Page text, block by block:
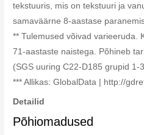
tekstuuris, mis on tekstuuri ja
samaväärne 8-aastase
** Tulemused võivad varieeruda.
71-aastaste naistega. Põhineb
(SGS uuring C22-D185 grupid 1-
*** Allikas: GlobalData | http://
Detailid
Põhiomadused